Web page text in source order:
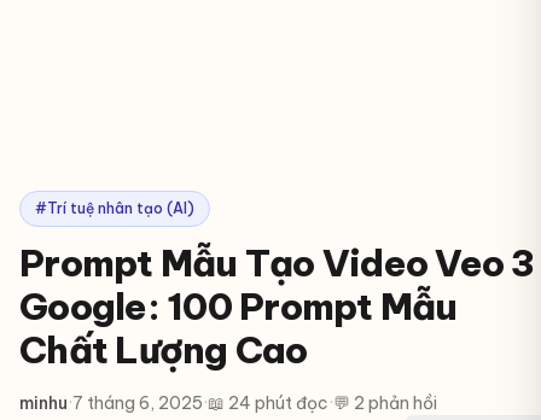
#Trí tuệ nhân tạo (AI)
Prompt Mẫu Tạo Video Veo 3
Google: 100 Prompt Mẫu
Chất Lượng Cao
minhu·7 tháng 6, 2025·📖 24 phút đọc·💬 2 phản hồi